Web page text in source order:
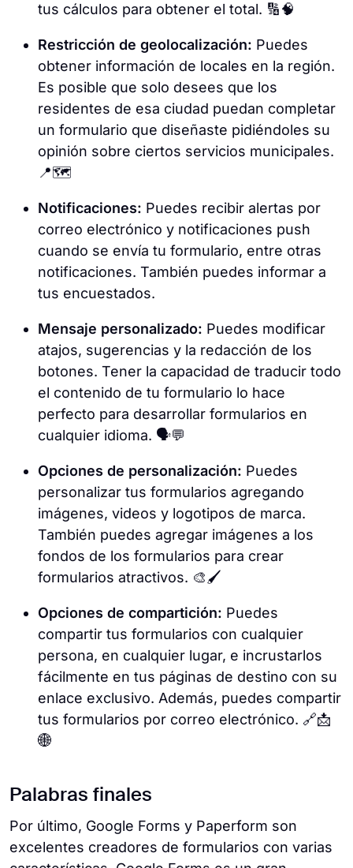
tus cálculos para obtener el total. 🔢🧠
Restricción de geolocalización: Puedes
obtener información de locales en la región.
Es posible que solo desees que los
residentes de esa ciudad puedan completar
un formulario que diseñaste pidiéndoles su
opinión sobre ciertos servicios municipales.
📍🗺️
Notificaciones: Puedes recibir alertas por
correo electrónico y notificaciones push
cuando se envía tu formulario, entre otras
notificaciones. También puedes informar a
tus encuestados.
Mensaje personalizado: Puedes modificar
atajos, sugerencias y la redacción de los
botones. Tener la capacidad de traducir todo
el contenido de tu formulario lo hace
perfecto para desarrollar formularios en
cualquier idioma. 🗣️💬
Opciones de personalización: Puedes
personalizar tus formularios agregando
imágenes, videos y logotipos de marca.
También puedes agregar imágenes a los
fondos de los formularios para crear
formularios atractivos. 🎨🖌️
Opciones de compartición: Puedes
compartir tus formularios con cualquier
persona, en cualquier lugar, e incrustarlos
fácilmente en tus páginas de destino con su
enlace exclusivo. Además, puedes compartir
tus formularios por correo electrónico. 🔗📩
🌐
Palabras finales
Por último, Google Forms y Paperform son
excelentes creadores de formularios con varias